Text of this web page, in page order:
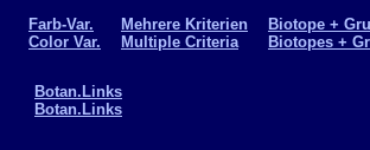
Farb-Var.
Color Var.
Mehrere Kriterien
Multiple Criteria
Biotope +
Biotopes +
Botan.Links
Botan.Links